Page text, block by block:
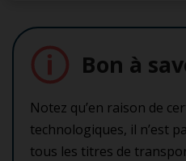
Bon à
Notez qu’en raison de
technologiques, il n’est
tous les titres de